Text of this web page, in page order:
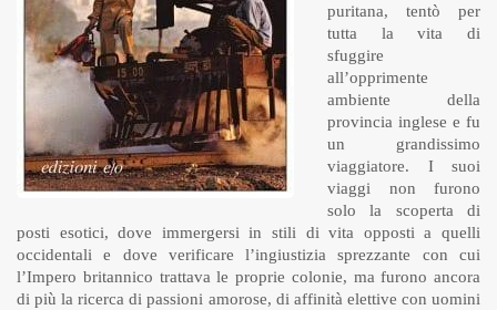
puritana, tentò per
tutta la vita di
sfuggire
all’opprimente
ambiente della
provincia inglese e fu
un grandissimo
viaggiatore. I suoi
viaggi non furono
solo la scoperta di
posti esotici, dove immergersi in stili di vita opposti a quelli
occidentali e dove verificare l’ingiustizia sprezzante con cui
l’Impero britannico trattava le proprie colonie, ma furono ancora
di più la ricerca di passioni amorose, di affinità elettive con uomini